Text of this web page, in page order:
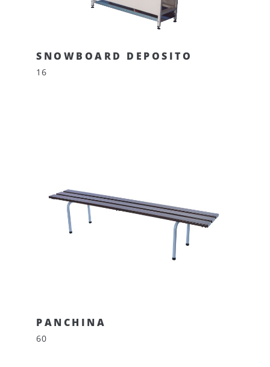
SNOWBOARD DEPOSITO
16
PANCHINA
60